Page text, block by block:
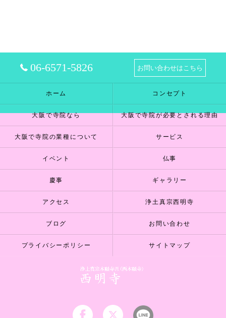
06-6571-5826 お問い合わせはこちら
ホーム コンセプト
大阪で寺院なら 大阪で寺院が必要とされる理由
大阪で寺院の業種について サービス
イベント 仏事
慶事 ギャラリー
アクセス 浄土真宗西明寺
ブログ お問い合わせ
プライバシーポリシー サイトマップ